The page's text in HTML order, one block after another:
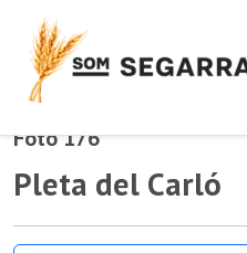
Foto 176
Pleta del Carló